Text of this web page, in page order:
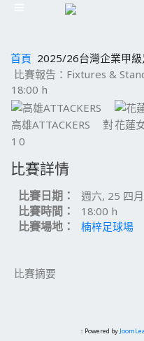
首頁 2025/26台灣企業甲
比賽報告：Fixtures &
18:00 h
高雄ATTACKERS 對花蓮
1 0
比賽詳情
比賽日期： 週六, 25 四
比賽時間： 18:00 h
比賽場地： 楠梓足球場
比賽摘要
:: Powered by